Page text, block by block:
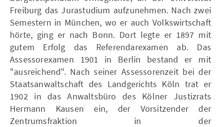
Freiburg das Jurastudium aufzunehmen. Nach zwei
Semestern in München, wo er auch Volkswirtschaft
hörte, ging er nach Bonn. Dort legte er 1897 mit
gutem Erfolg das Referendarexamen ab. Das
Assessorexamen 1901 in Berlin bestand er mit
"ausreichend". Nach seiner Assessorenzeit bei der
Staatsanwaltschaft des Landgerichts Köln trat er
1902 in das Anwaltsbüro des Kölner Justizrats
Hermann Kausen ein, der Vorsitzender der
Zentrumsfraktion in der